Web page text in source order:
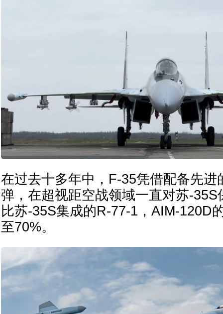
在过去十多年中，F-35凭借配备先进
弹，在超视距空战领域一直对苏-35S
比苏-35S集成的R-77-1，AIM-120D
至70%。